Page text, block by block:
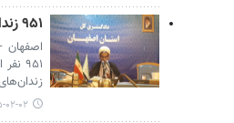
۹۵۱ زندانی جرایم غیرعمد در اصفهان آزاد شدند
اصفهان
۱۴۰۵-۰۲-